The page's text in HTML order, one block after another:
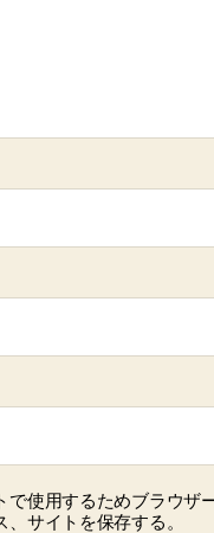
で使用するためブラウザ
、サイトを保存する。